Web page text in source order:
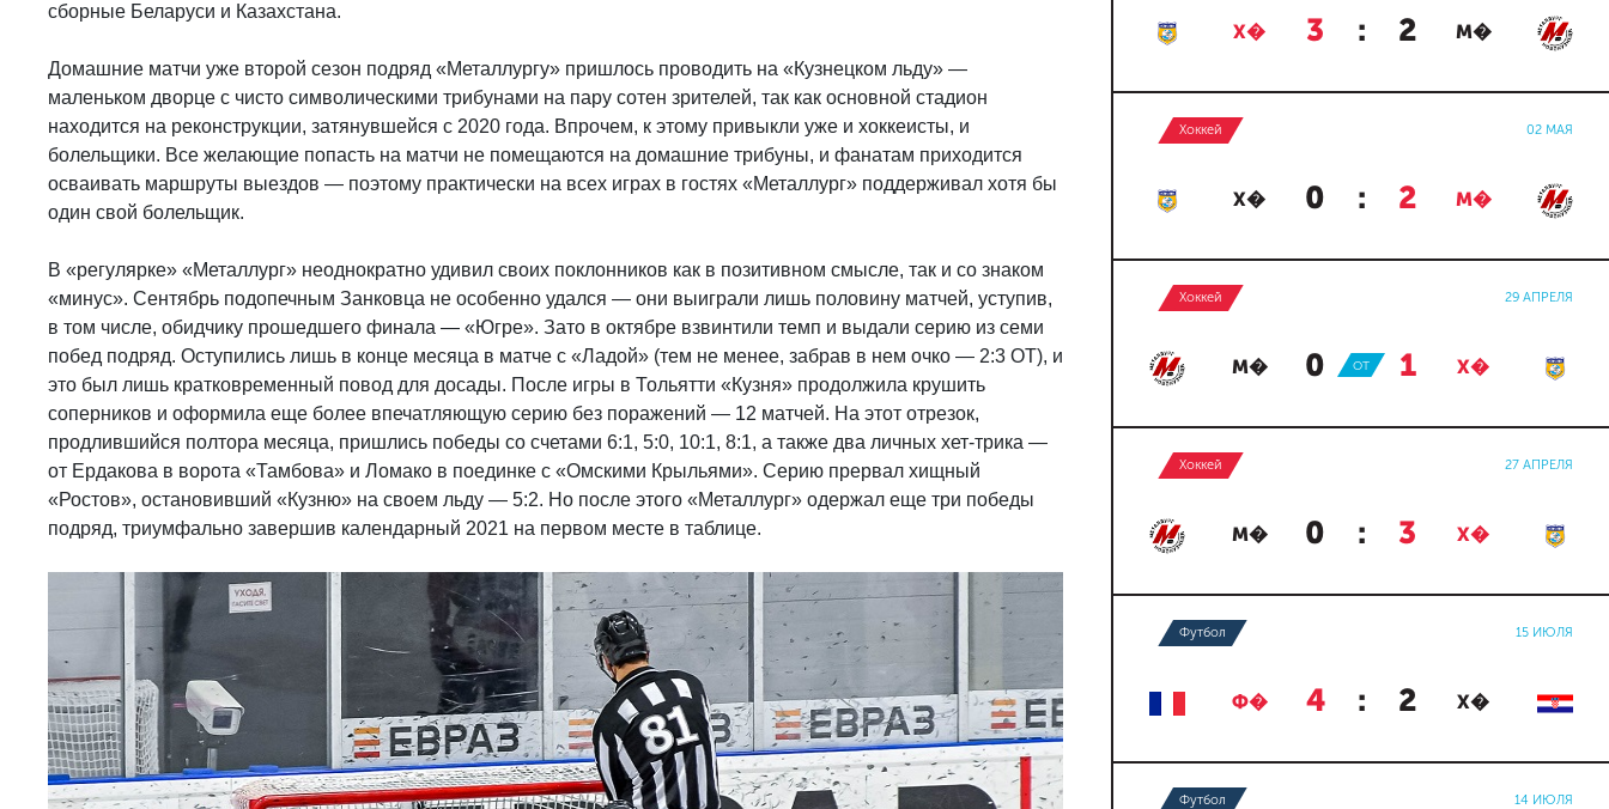
сборные Беларуси и Казахстана.
Домашние матчи уже второй сезон подряд «Металлургу» пришлось проводить на «Кузнецком льду» —
маленьком дворце с чисто символическими трибунами на пару сотен зрителей, так как основной стадион
находится на реконструкции, затянувшейся с 2020 года. Впрочем, к этому привыкли уже и хоккеисты, и
болельщики. Все желающие попасть на матчи не помещаются на домашние трибуны, и фанатам приходится
осваивать маршруты выездов — поэтому практически на всех играх в гостях «Металлург» поддерживал хотя бы
один свой болельщик.
В «регулярке» «Металлург» неоднократно удивил своих поклонников как в позитивном смысле, так и со знаком
«минус». Сентябрь подопечным Занковца не особенно удался — они выиграли лишь половину матчей, уступив,
в том числе, обидчику прошедшего финала — «Югре». Зато в октябре взвинтили темп и выдали серию из семи
побед подряд. Оступились лишь в конце месяца в матче с «Ладой» (тем не менее, забрав в нем очко — 2:3 ОТ), и
это был лишь кратковременный повод для досады. После игры в Тольятти «Кузня» продолжила крушить
соперников и оформила еще более впечатляющую серию без поражений — 12 матчей. На этот отрезок,
продлившийся полтора месяца, пришлись победы со счетами 6:1, 5:0, 10:1, 8:1, а также два личных хет-трика —
от Ердакова в ворота «Тамбова» и Ломако в поединке с «Омскими Крыльями». Серию прервал хищный
«Ростов», остановивший «Кузню» на своем льду — 5:2. Но после этого «Металлург» одержал еще три победы
подряд, триумфально завершив календарный 2021 на первом месте в таблице.
Х� 3 : 2 М�
Хоккей 02 МАЯ
Х� 0 : 2 М�
Хоккей 29 АПРЕЛЯ
М� 0 : 1 Х�
ОТ
Хоккей 27 АПРЕЛЯ
М� 0 : 3 Х�
Футбол 15 ИЮЛЯ
Ф� 4 : 2 Х�
Футбол 14 ИЮЛЯ